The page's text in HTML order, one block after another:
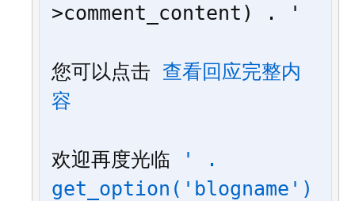
>comment_content) . '
您可以点击 查看回应完整内
容
欢迎再度光临
' .
get_option('blogname')